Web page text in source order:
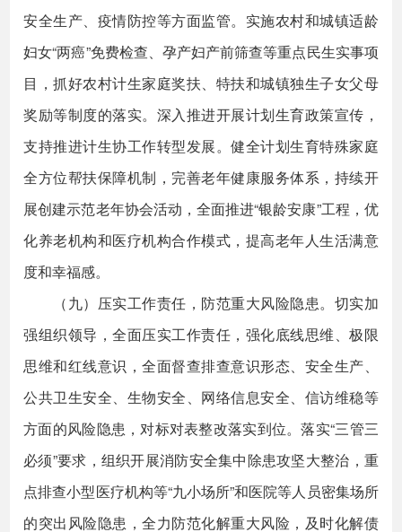
安全生产、疫情防控等方面监管。实施农村和城镇适龄
妇女“两癌”免费检查、孕产妇产前筛查等重点民生实事项
目，抓好农村计生家庭奖扶、特扶和城镇独生子女父母
奖励等制度的落实。深入推进开展计划生育政策宣传，
支持推进计生协工作转型发展。健全计划生育特殊家庭
全方位帮扶保障机制，完善老年健康服务体系，持续开
展创建示范老年协会活动，全面推进“银龄安康”工程，优
化养老机构和医疗机构合作模式，提高老年人生活满意
度和幸福感。
（九）压实工作责任，防范重大风险隐患。切实加
强组织领导，全面压实工作责任，强化底线思维、极限
思维和红线意识，全面督查排查意识形态、安全生产、
公共卫生安全、生物安全、网络信息安全、信访维稳等
方面的风险隐患，对标对表整改落实到位。落实“三管三
必须”要求，组织开展消防安全集中除患攻坚大整治，重
点排查小型医疗机构等“九小场所”和医院等人员密集场所
的突出风险隐患，全力防范化解重大风险，及时化解债